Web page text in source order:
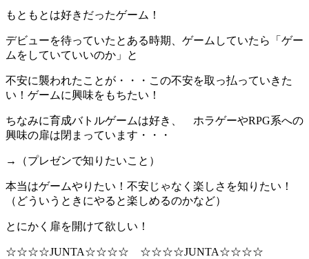
もともとは好きだったゲーム！
デビューを待っていたとある時期、ゲームしていたら「ゲー
ムをしていていいのか」と
不安に襲われたことが・・・この不安を取っ払っていきた
い！ゲームに興味をもちたい！
ちなみに育成バトルゲームは好き、 ホラゲーやRPG系への
興味の扉は閉まっています・・・
→（プレゼンで知りたいこと）
本当はゲームやりたい！不安じゃなく楽しさを知りたい！
（どういうときにやると楽しめるのかなど）
とにかく扉を開けて欲しい！
☆☆☆☆JUNTA☆☆☆☆ ☆☆☆☆JUNTA☆☆☆☆